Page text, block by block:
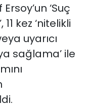
‘Suç
kez ‘nitelikli
uyarıcı
sağlama’ ile